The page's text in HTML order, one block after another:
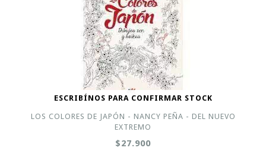
ESCRIBÍNOS PARA CONFIRMAR STOCK
LOS COLORES DE JAPÓN - NANCY PEÑA - DEL NUEVO
EXTREMO
$27.900